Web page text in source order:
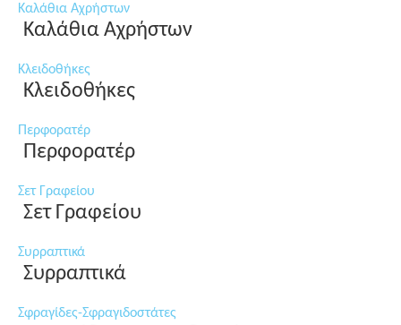
Καλάθια Αχρήστων
Καλάθια Αχρήστων
Κλειδοθήκες
Κλειδοθήκες
Περφορατέρ
Περφορατέρ
Σετ Γραφείου
Σετ Γραφείου
Συρραπτικά
Συρραπτικά
Σφραγίδες-Σφραγιδοστάτες